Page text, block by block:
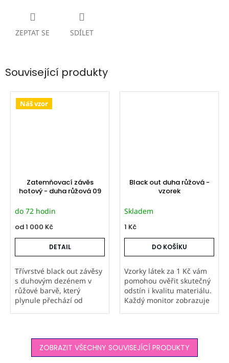
ZEPTAT SE SDÍLET
Související produkty
Náš vzor
Zatemňovací závěs
hotový - duha růžová 09
do 72 hodin
od1 000 Kč
DETAIL
Třívrstvé black out závěsy
s duhovým dezénem v
růžové barvě, který
plynule přechází od
světla, omezují tepelné
úniky a jsou vyráběny...
Black out duha růžová -
vzorek
Skladem
1 Kč
DO KOŠÍKU
Vzorky látek za 1 Kč vám
pomohou ověřit skutečný
odstín i kvalitu materiálu.
Každý monitor zobrazuje
atypických výrobků,
které...
ZOBRAZIT VŠECHNY SOUVISEJÍCÍ PRODUKTY